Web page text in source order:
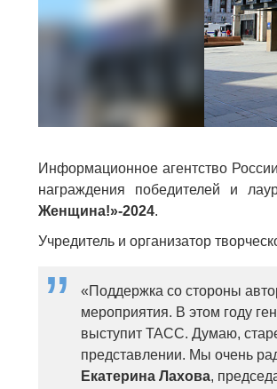
Информационное агентство
награждения победителей и
Женщина!»-2024.
Учредитель и организатор
«Поддержка со стороны
мероприятия. В этом году
выступит ТАСС. Думаю,
представлении. Мы очень
Екатерина Лахова,